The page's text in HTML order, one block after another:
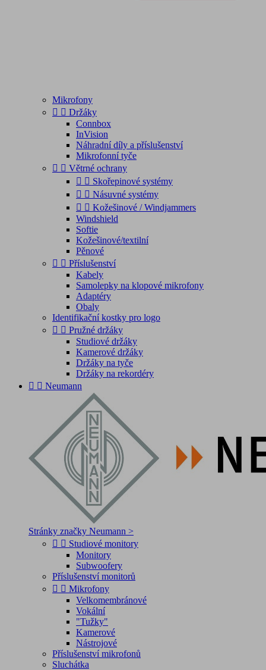
Mikrofony
  Držáky
Connbox
InVision
Náhradní díly a příslušenství
Mikrofonní tyče
  Větrné ochrany
  Skořepinové systémy
  Násuvné systémy
  Kožešinové / Windjammers
Windshield
Softie
Kožešinové/textilní
Pěnové
  Příslušenství
Kabely
Samolepky na klopové mikrofony
Adaptéry
Obaly
Identifikační kostky pro logo
  Pružné držáky
Studiové držáky
Kamerové držáky
Držáky na tyče
Držáky na rekordéry
  Neumann
Stránky značky Neumann >
  Studiové monitory
Monitory
Subwoofery
Příslušenství monitorů
  Mikrofony
Velkomembránové
Vokální
"Tužky"
Kamerové
Nástrojové
Příslušenství mikrofonů
Sluchátka